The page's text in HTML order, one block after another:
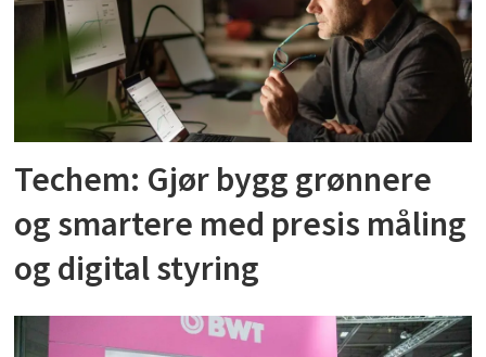
Techem: Gjør bygg grønnere
og smartere med presis måling
og digital styring